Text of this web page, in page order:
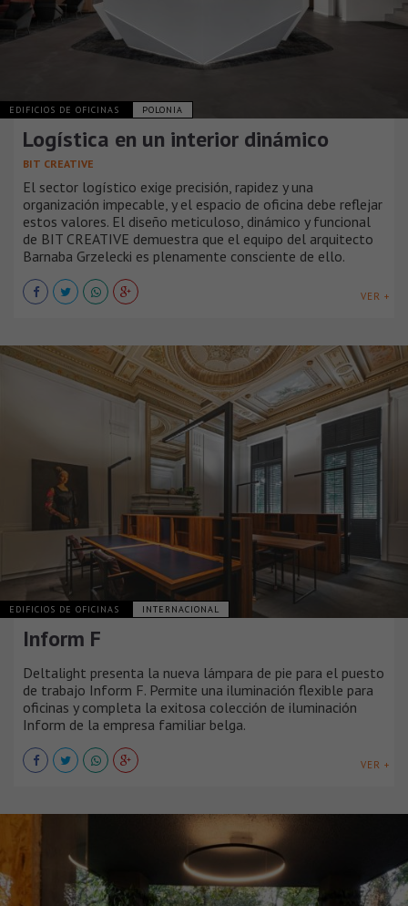
EDIFICIOS DE OFICINAS POLONIA
Logística en un interior dinámico
BIT CREATIVE
El sector logístico exige precisión, rapidez y una
organización impecable, y el espacio de oficina debe reflejar
estos valores. El diseño meticuloso, dinámico y funcional
de BIT CREATIVE demuestra que el equipo del arquitecto
Barnaba Grzelecki es plenamente consciente de ello.
VER +
EDIFICIOS DE OFICINAS INTERNACIONAL
Inform F
Deltalight presenta la nueva lámpara de pie para el puesto
de trabajo Inform F. Permite una iluminación flexible para
oficinas y completa la exitosa colección de iluminación
Inform de la empresa familiar belga.
VER +